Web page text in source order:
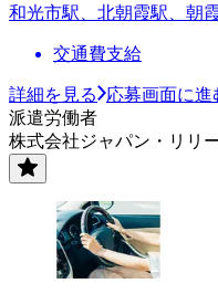
和光市駅、北朝霞駅、朝
交通費支給
詳細を見る
応募画面に進
派遣労働者
株式会社ジャパン・リリ